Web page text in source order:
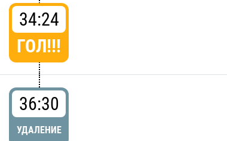
34:24
ГОЛ!!!
36:30
УДАЛЕНИЕ